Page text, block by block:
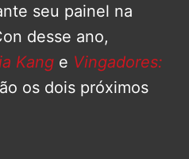
seu painel na
desse ano,
Kang e Vingadores:
os dois próximos